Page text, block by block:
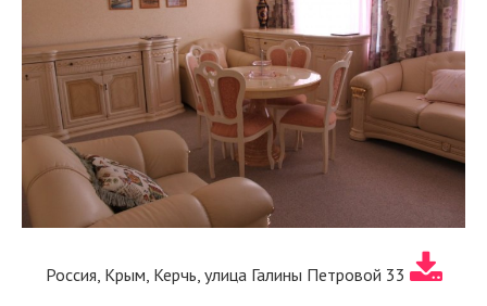
Россия, Крым, Керчь, улица Галины Петровой 33